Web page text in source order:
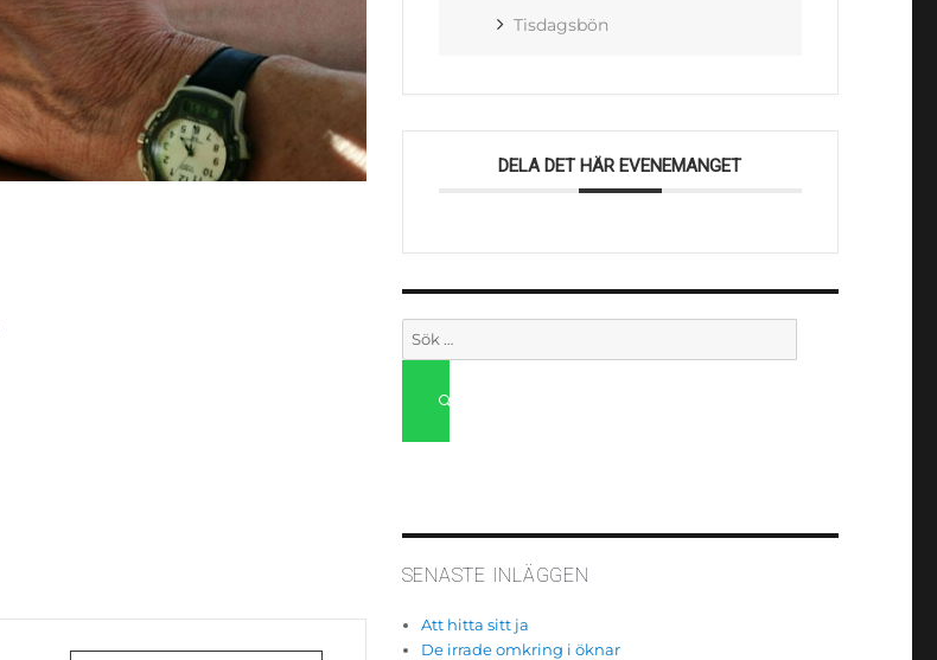
Tisdagsbön
DELA DET HÄR EVENEMANGET
SENASTE INLÄGGEN
Att hitta sitt ja
De irrade omkring i öknar